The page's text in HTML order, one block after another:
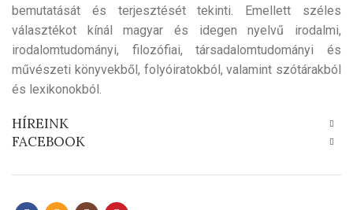
bemutatását és terjesztését tekinti. Emellett széles
választékot kínál magyar és idegen nyelvű irodalmi,
irodalomtudományi, filozófiai, társadalomtudományi és
művészeti könyvekből, folyóiratokból, valamint szótárakból
és lexikonokból.
HÍREINK
FACEBOOK